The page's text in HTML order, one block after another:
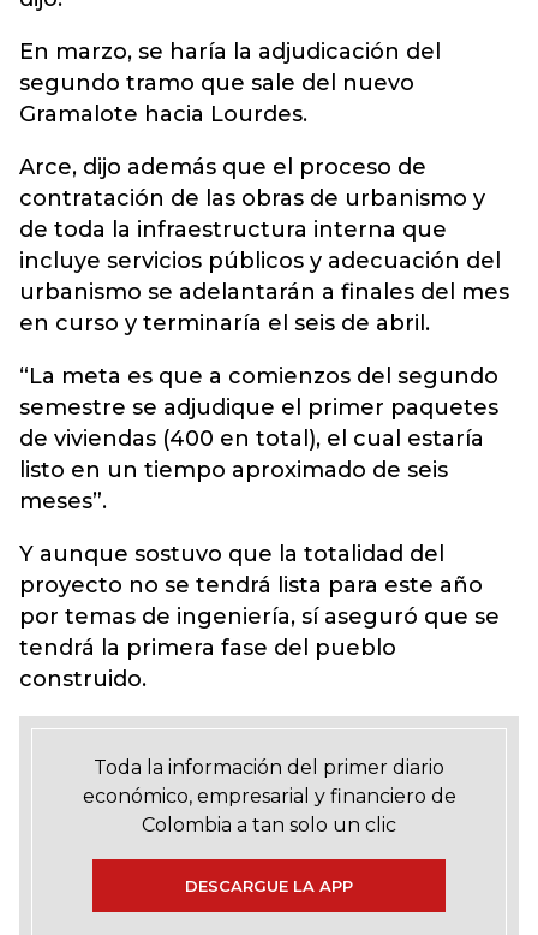
En marzo, se haría la adjudicación del
segundo tramo que sale del nuevo
Gramalote hacia Lourdes.
Arce, dijo además que el proceso de
contratación de las obras de urbanismo y
de toda la infraestructura interna que
incluye servicios públicos y adecuación del
urbanismo se adelantarán a finales del mes
en curso y terminaría el seis de abril.
“La meta es que a comienzos del segundo
semestre se adjudique el primer paquetes
de viviendas (400 en total), el cual estaría
listo en un tiempo aproximado de seis
meses”.
Y aunque sostuvo que la totalidad del
proyecto no se tendrá lista para este año
por temas de ingeniería, sí aseguró que se
tendrá la primera fase del pueblo
construido.
Toda la información del primer diario
económico, empresarial y financiero de
Colombia a tan solo un clic
DESCARGUE LA APP